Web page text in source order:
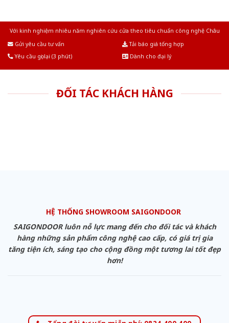
Với kinh nghiệm nhiêu năm nghiên cứu cửa theo tiêu chuẩn công nghệ Châu
Gửi yêu cầu tư vấn
Tải báo giá tổng hợp
Yêu cầu gọi lại (3 phút)
Dành cho đại lý
ĐỐI TÁC KHÁCH HÀNG
HỆ THỐNG SHOWROOM SAIGONDOOR
SAIGONDOOR luôn nỗ lực mang đến cho đối tác và khách
hàng những sản phẩm công nghệ cao cấp, có giá trị gia
tăng tiện ích, sáng tạo cho cộng đồng một tương lai tốt đẹp
hơn!